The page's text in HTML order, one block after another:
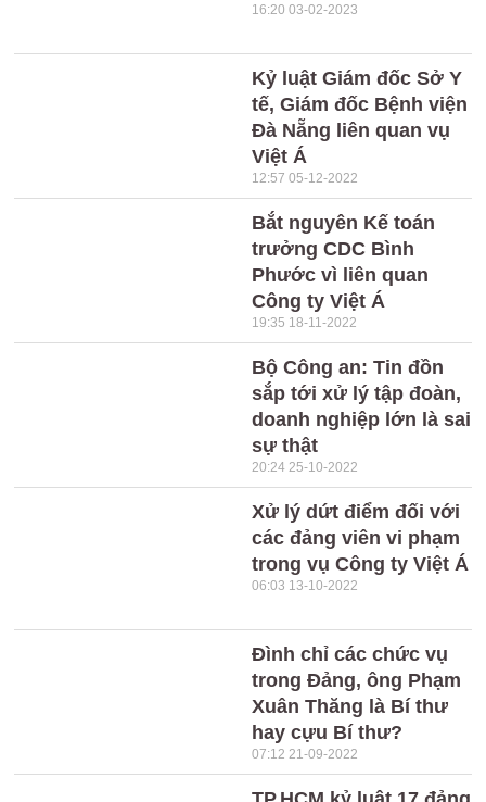
16:20 03-02-2023
Kỷ luật Giám đốc Sở Y
tế, Giám đốc Bệnh viện
Đà Nẵng liên quan vụ
Việt Á
12:57 05-12-2022
Bắt nguyên Kế toán
trưởng CDC Bình
Phước vì liên quan
Công ty Việt Á
19:35 18-11-2022
Bộ Công an: Tin đồn
sắp tới xử lý tập đoàn,
doanh nghiệp lớn là sai
sự thật
20:24 25-10-2022
Xử lý dứt điểm đối với
các đảng viên vi phạm
trong vụ Công ty Việt Á
06:03 13-10-2022
Đình chỉ các chức vụ
trong Đảng, ông Phạm
Xuân Thăng là Bí thư
hay cựu Bí thư?
07:12 21-09-2022